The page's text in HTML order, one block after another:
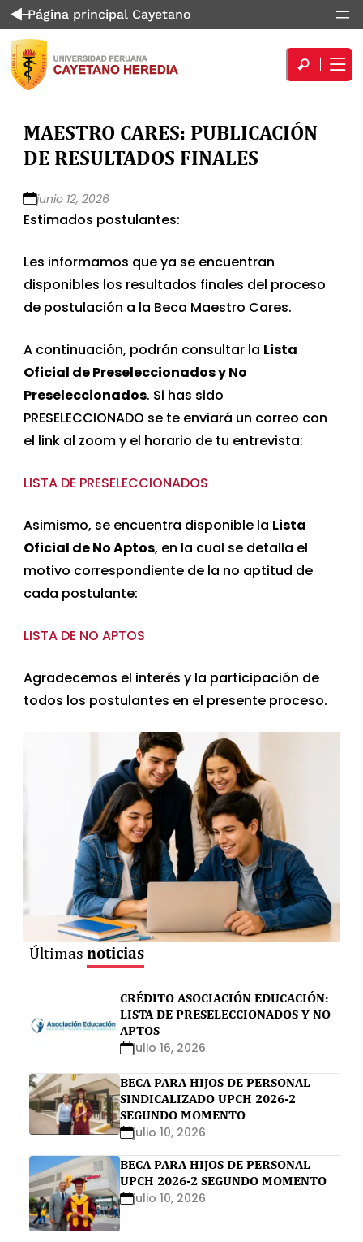
Página principal Cayetano
MAESTRO CARES: PUBLICACIÓN
DE RESULTADOS FINALES
junio 12, 2026
Estimados postulantes:
Les informamos que ya se encuentran
disponibles los resultados finales del proceso
de postulación a la Beca Maestro Cares.
A continuación, podrán consultar la Lista
Oficial de Preseleccionados y No
Preseleccionados. Si has sido
PRESELECCIONADO se te enviará un correo con
el link al zoom y el horario de tu entrevista:
LISTA DE PRESELECCIONADOS
Asimismo, se encuentra disponible la Lista
Oficial de No Aptos, en la cual se detalla el
motivo correspondiente de la no aptitud de
cada postulante:
LISTA DE NO APTOS
Agradecemos el interés y la participación de
todos los postulantes en el presente proceso.
Últimasnoticias
CRÉDITO ASOCIACIÓN EDUCACIÓN:
LISTA DE PRESELECCIONADOS Y NO
APTOS
julio 16, 2026
BECA PARA HIJOS DE PERSONAL
SINDICALIZADO UPCH 2026-2
SEGUNDO MOMENTO
julio 10, 2026
BECA PARA HIJOS DE PERSONAL
UPCH 2026-2 SEGUNDO MOMENTO
julio 10, 2026